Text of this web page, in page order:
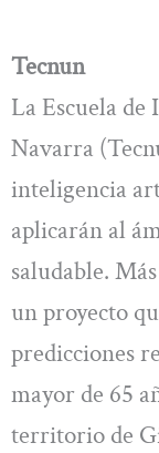
Tecnun
La Escuela
Navarra
inteligencia
aplicarán al
saludable.
un proyecto
predicciones
mayor de 65
territorio de